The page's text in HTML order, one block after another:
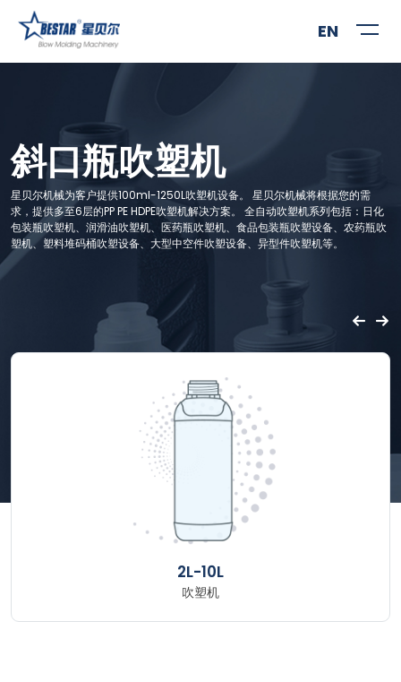
EN
斜口瓶吹塑机
星贝尔机械为客户提供100ml-1250L吹塑机设备。 星贝尔机械将根据您的需
求，提供多至6层的PP PE HDPE吹塑机解决方案。 全自动吹塑机系列包括：日化
包装瓶吹塑机、润滑油吹塑机、医药瓶吹塑机、食品包装瓶吹塑设备、农药瓶吹
塑机、塑料堆码桶吹塑设备、大型中空件吹塑设备、异型件吹塑机等。
2L-10L
吹塑机